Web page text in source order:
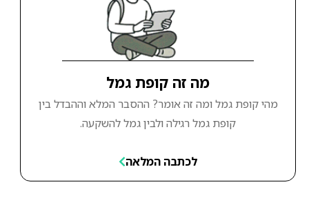
מה זה קופת גמל
מהי קופת גמל ומה זה אומר? ההסבר המלא וההבדל בין
קופת גמל רגילה ולבין גמל להשקעה.
לכתבה המלאה